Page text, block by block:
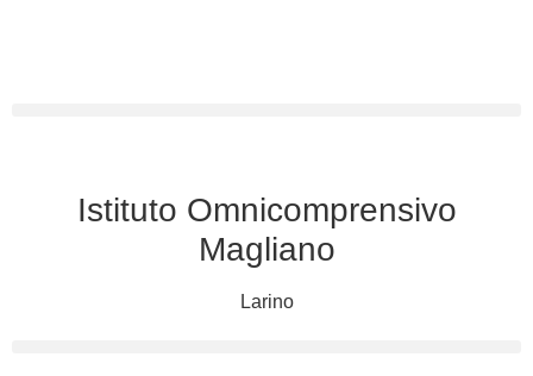
Istituto Omnicomprensivo
Magliano
Larino